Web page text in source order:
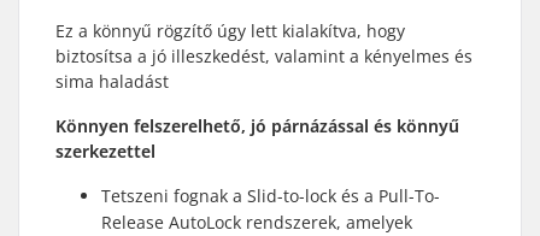
Ez a könnyű rögzítő úgy lett kialakítva, hogy
biztosítsa a jó illeszkedést, valamint a kényelmes és
sima haladást
Könnyen felszerelhető, jó párnázással és könnyű
szerkezettel
Tetszeni fognak a Slid-to-lock és a Pull-To-
Release AutoLock rendszerek, amelyek